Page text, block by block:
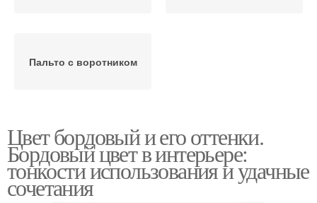
Пальто с воротником
Цвет бордовый и его оттенки.
Бордовый цвет в интерьере:
тонкости использования и удачные
сочетания